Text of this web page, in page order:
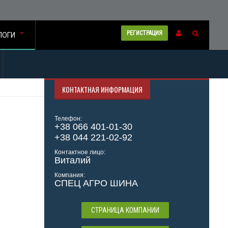
РЕГИСТРАЦИЯ
КОНТАКТНАЯ ИНФОРМАЦИЯ
Телефон:
+38 066 401-01-30
+38 044 221-02-92
Контактное лицо:
Виталий
Компания:
СПЕЦ АГРО ШИНА
СТРАНИЦА КОМПАНИИ